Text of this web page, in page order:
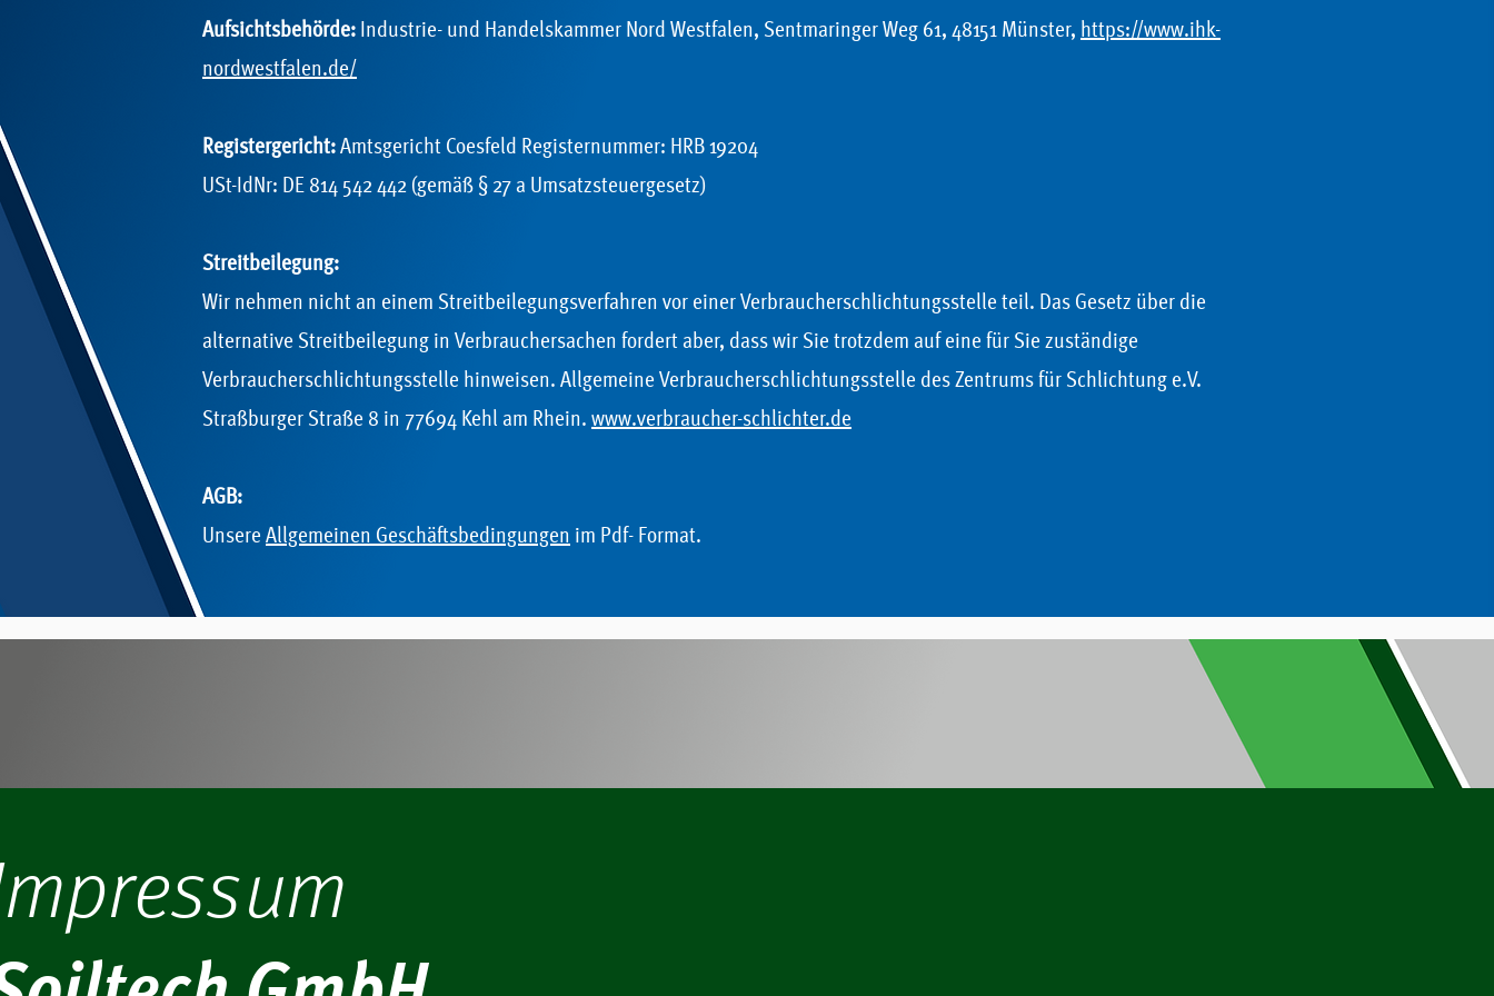
Aufsichtsbehörde: Industrie- und Handelskammer Nord Westfalen, Sentmaringer Weg 61, 48151 Münster, https://www.ihk-
nordwestfalen.de/
Registergericht: Amtsgericht Coesfeld Registernummer: HRB 19204
USt-IdNr: DE 814 542 442 (gemäß § 27 a Umsatzsteuergesetz)
Streitbeilegung:
Wir nehmen nicht an einem Streitbeilegungsverfahren vor einer Verbraucherschlichtungsstelle teil. Das Gesetz über die
alternative Streitbeilegung in Verbrauchersachen fordert aber, dass wir Sie trotzdem auf eine für Sie zuständige
Verbraucherschlichtungsstelle hinweisen. Allgemeine Verbraucherschlichtungsstelle des Zentrums für Schlichtung e.V.
Straßburger Straße 8 in 77694 Kehl am Rhein. www.verbraucher-schlichter.de
AGB:
Unsere Allgemeinen Geschäftsbedingungen im Pdf- Format.